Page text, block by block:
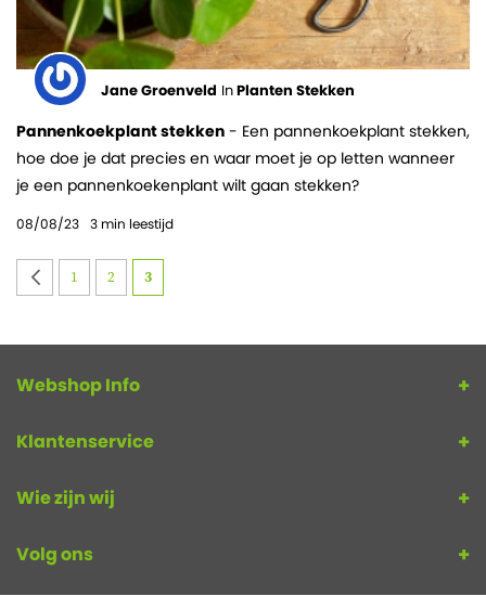
Jane Groenveld InPlanten Stekken
Pannenkoekplant stekken - Een pannenkoekplant stekken,
hoe doe je dat precies en waar moet je op letten wanneer
je een pannenkoekenplant wilt gaan stekken?
08/08/23 3 min leestijd
Pagina Pagina
Vorige
Pagina
1 Pagina
2 U lees momenteel pagina
3
Webshop Info
Klantenservice
Wie zijn wij
Volg ons